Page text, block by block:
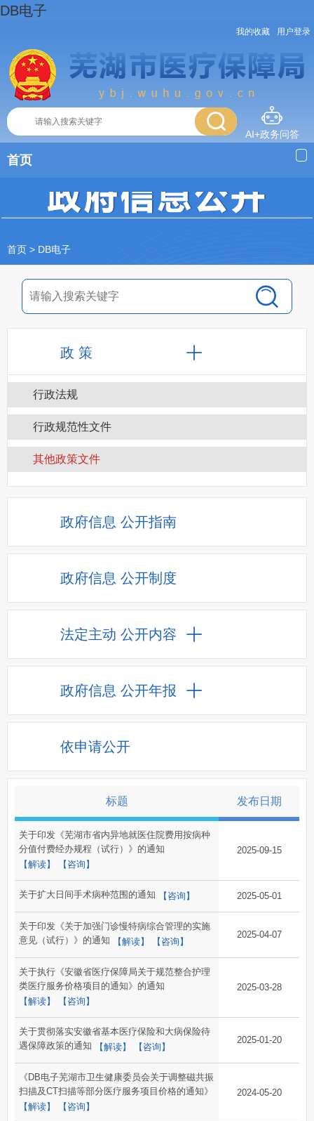
DB电子
我的收藏 用户登录
AI+政务问答
首页
首页 > DB电子
政 策
行政法规
行政规范性文件
其他政策文件
政府信息 公开指南
政府信息 公开制度
法定主动 公开内容
政府信息 公开年报
依申请公开
标题 发布日期
关于印发《芜湖市省内异地就医住院费用按病种
分值付费经办规程（试行）》的通知
【解读】
【咨询】
2025-09-15
关于扩大日间手术病种范围的通知 【咨询】 2025-05-01
关于印发《关于加强门诊慢特病综合管理的实施
意见（试行）》的通知
【解读】 【咨询】
2025-04-07
关于执行《安徽省医疗保障局关于规范整合护理
类医疗服务价格项目的通知》的通知
【解读】
【咨询】
2025-03-28
关于贯彻落实安徽省基本医疗保险和大病保险待
遇保障政策的通知
【解读】 【咨询】
2025-01-20
《DB电子芜湖市卫生健康委员会关于调整磁共振
扫描及CT扫描等部分医疗服务项目价格的通知》
【解读】
【咨询】
2024-05-20